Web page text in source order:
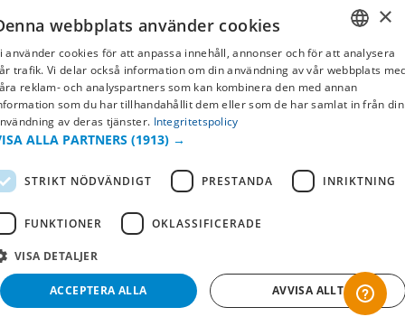
SWEDISH
FI
×
webbplats använder cookies
använder cookies för att anpassa innehåll, annonser och för att analysera
trafik. Vi delar också information om din användning av vår webbplats
reklam- och analyspartners som kan kombinera den med annan
som du har tillhandahållit dem eller som de har samlat in från din
av deras tjänster. Integritetspolicy
ALLA PARTNERS (1913) →
STRIKT NÖDVÄNDIGT PRESTANDA INRIKTNING
FUNKTIONER OKLASSIFICERADE
VISA DETALJER
ACCEPTERA ALLA AVVISA ALLT